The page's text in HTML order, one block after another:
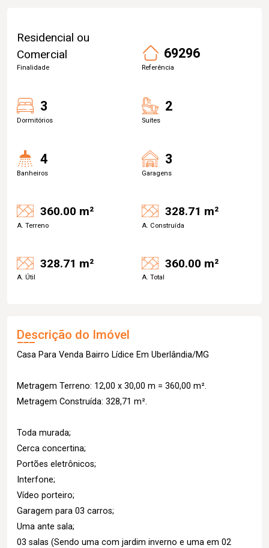
Residencial ou
Comercial
Finalidade
69296
Referência
3
Dormitórios
2
Suítes
4
Banheiros
3
Garagens
360.00 m²
A. Terreno
328.71 m²
A. Construída
328.71 m²
A. Útil
360.00 m²
A. Total
Descrição do Imóvel
Casa Para Venda Bairro Lídice Em Uberlândia/MG
Metragem Terreno: 12,00 x 30,00 m = 360,00 m².
Metragem Construída: 328,71 m².
Toda murada;
Cerca concertina;
Portões eletrônicos;
Interfone;
Vídeo porteiro;
Garagem para 03 carros;
Uma ante sala;
03 salas (Sendo uma com jardim inverno e uma em 02